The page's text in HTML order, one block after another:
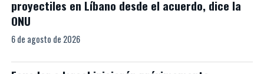
proyectiles en Líbano desde el acuerdo, dice la
ONU
6 de agosto de 2026